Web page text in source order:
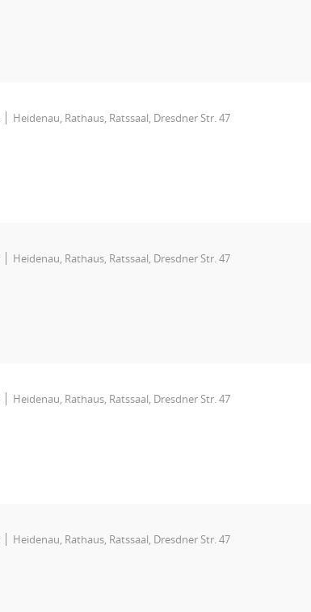
Heidenau, Rathaus, Ratssaal, Dresdner Str. 47
Heidenau, Rathaus, Ratssaal, Dresdner Str. 47
Heidenau, Rathaus, Ratssaal, Dresdner Str. 47
Heidenau, Rathaus, Ratssaal, Dresdner Str. 47